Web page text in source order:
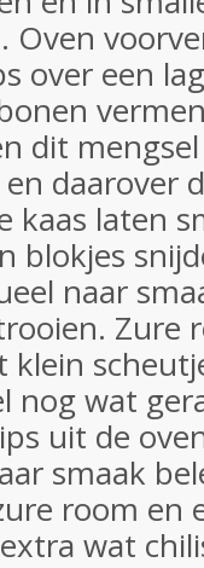
Oven
over een
dit
daarover
kaas laten
blokjes
naar
Zure
nog wat
uit de
smaak
room en
wat